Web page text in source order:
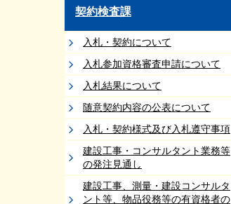
契約検査課
入札・契約について
入札参加資格審査申請について
入札結果について
随意契約内容の公表について
入札・契約様式及び入札遵守事項
建設工事・コンサルタント業務等
の発注見通し
建設工事、測量・建設コンサルタ
ント等、物品役務等の有資格者の